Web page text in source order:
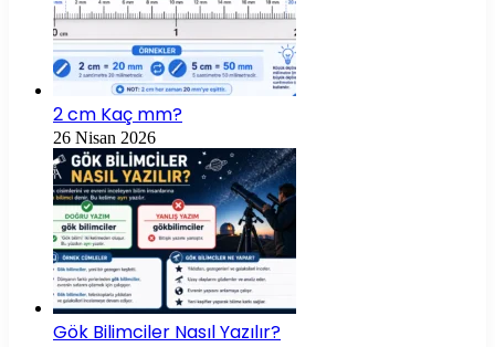
2 cm Kaç mm?
26 Nisan 2026
Gök Bilimciler Nasıl Yazılır?